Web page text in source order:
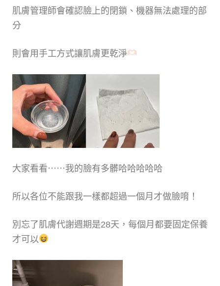
肌膚管理師會確認臉上的閉鎖、機器無法處理的部
分
則會用手工方式讓肌膚更乾淨
大家看看⋯⋯我的臉有多髒哈哈哈哈哈
所以各位不能跟我一樣都超過一個月才做臉唷！
別忘了肌膚代謝週期是28天，每個月都要固定保養
才可以